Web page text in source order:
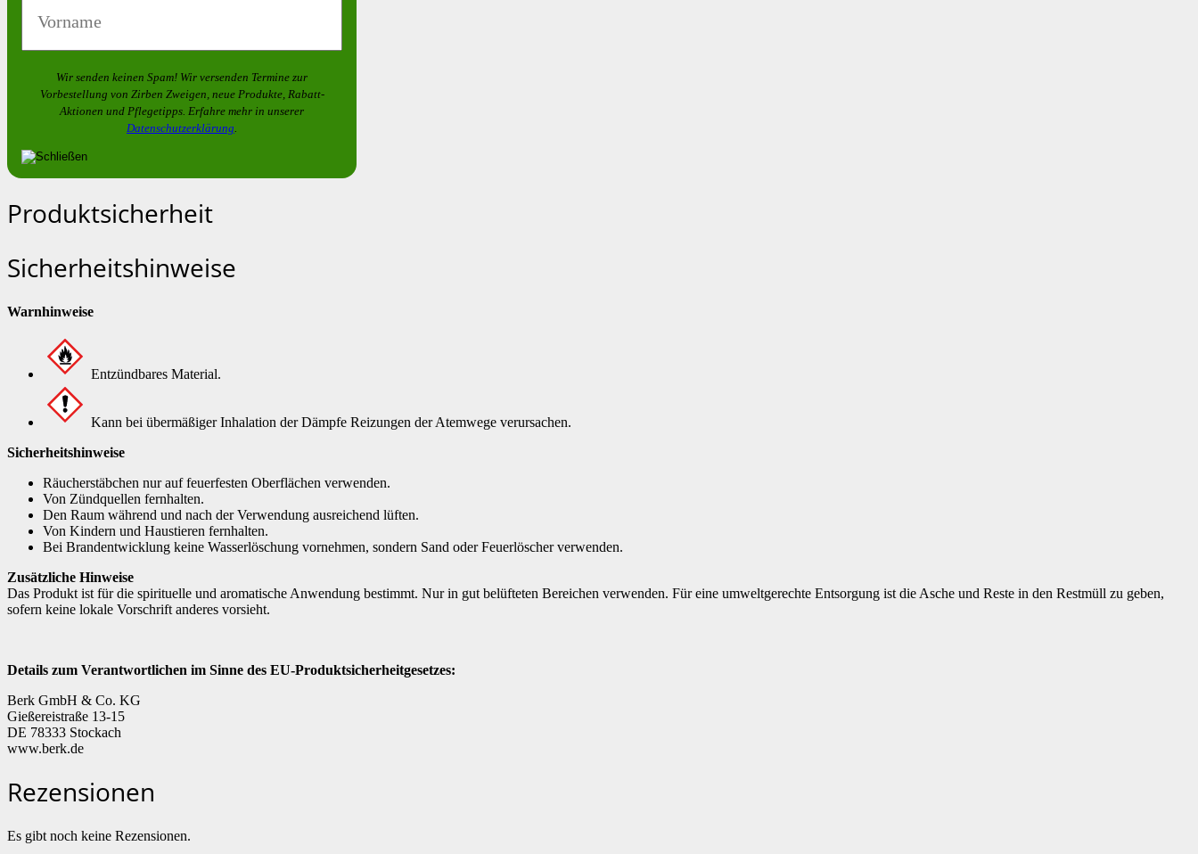
Wir senden keinen Spam! Wir versenden Termine zur
Vorbestellung von Zirben Zweigen, neue Produkte, Rabatt-
Aktionen und Pflegetipps. Erfahre mehr in unserer
Datenschutzerklärung.
Produktsicherheit
Sicherheitshinweise
Warnhinweise
Entzündbares Material.
Kann bei übermäßiger Inhalation der Dämpfe Reizungen der Atemwege verursachen.
Sicherheitshinweise
Räucherstäbchen nur auf feuerfesten Oberflächen verwenden.
Von Zündquellen fernhalten.
Den Raum während und nach der Verwendung ausreichend lüften.
Von Kindern und Haustieren fernhalten.
Bei Brandentwicklung keine Wasserlöschung vornehmen, sondern Sand oder Feuerlöscher verwenden.
Zusätzliche Hinweise
Das Produkt ist für die spirituelle und aromatische Anwendung bestimmt. Nur in gut belüfteten Bereichen verwenden. Für eine umweltgerechte Entsorgung ist die Asche und Reste in den Restmüll zu geben,
sofern keine lokale Vorschrift anderes vorsieht.
Details zum Verantwortlichen im Sinne des EU-Produktsicherheitgesetzes:
Berk GmbH & Co. KG
Gießereistraße 13-15
DE 78333 Stockach
www.berk.de
Rezensionen
Es gibt noch keine Rezensionen.